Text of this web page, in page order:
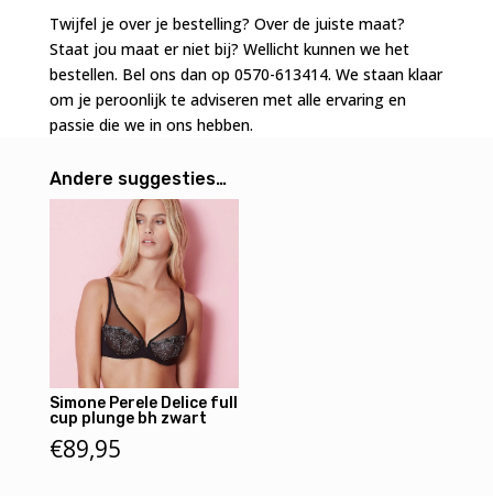
Twijfel je over je bestelling? Over de juiste maat?
Staat jou maat er niet bij? Wellicht kunnen we het
bestellen. Bel ons dan op 0570-613414. We staan klaar
om je peroonlijk te adviseren met alle ervaring en
passie die we in ons hebben.
Andere suggesties…
Simone Perele Delice full
cup plunge bh zwart
€89,95